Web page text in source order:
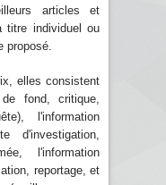
articles et
titre individuel ou
proposé.
elles consistent
fond, critique,
l'information
d'investigation,
l'information
reportage, et